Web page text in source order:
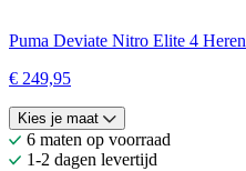
Puma Deviate Nitro Elite 4 Heren
€ 249,95
Kies je maat
6 maten op voorraad
1-2 dagen levertijd